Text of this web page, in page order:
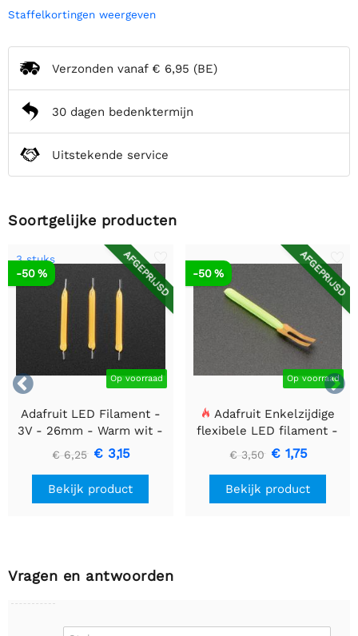
Staffelkortingen weergeven
Verzonden vanaf € 6,95 (BE)
30 dagen bedenktermijn
Uitstekende service
Soortgelijke producten


AFGEPRIJSD
3 stuks
Op voorraad
-50 %
Adafruit LED Filament -
3V - 26mm - Warm wit -
3 stuks
€ 6,25 € 3,15
Bekijk product
AFGEPRIJSD
Op voorraad
-50 %
Adafruit Enkelzijdige
flexibele LED filament -
3V 25mm lang - Groen
€ 3,50 € 1,75
Bekijk product
Vragen en antwoorden